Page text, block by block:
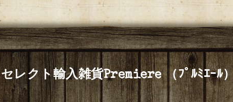
セレクト輸入雑貨Premiere （ﾌﾟﾙﾐｴｰﾙ